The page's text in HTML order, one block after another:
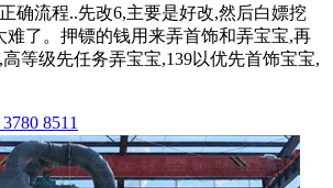
确流程..先改6,主要是好改,然后白嫖挖
难了。押镖的钱用来弄首饰和弄宝宝,再
等级先任务弄宝宝,139以优先首饰宝宝,
8511